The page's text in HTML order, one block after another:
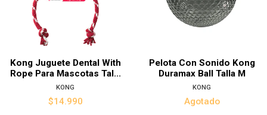
Kong Juguete Dental With
Rope Para Mascotas Tal...
KONG
$14.990
Pelota Con Sonido Kong
Duramax Ball Talla M
KONG
Agotado